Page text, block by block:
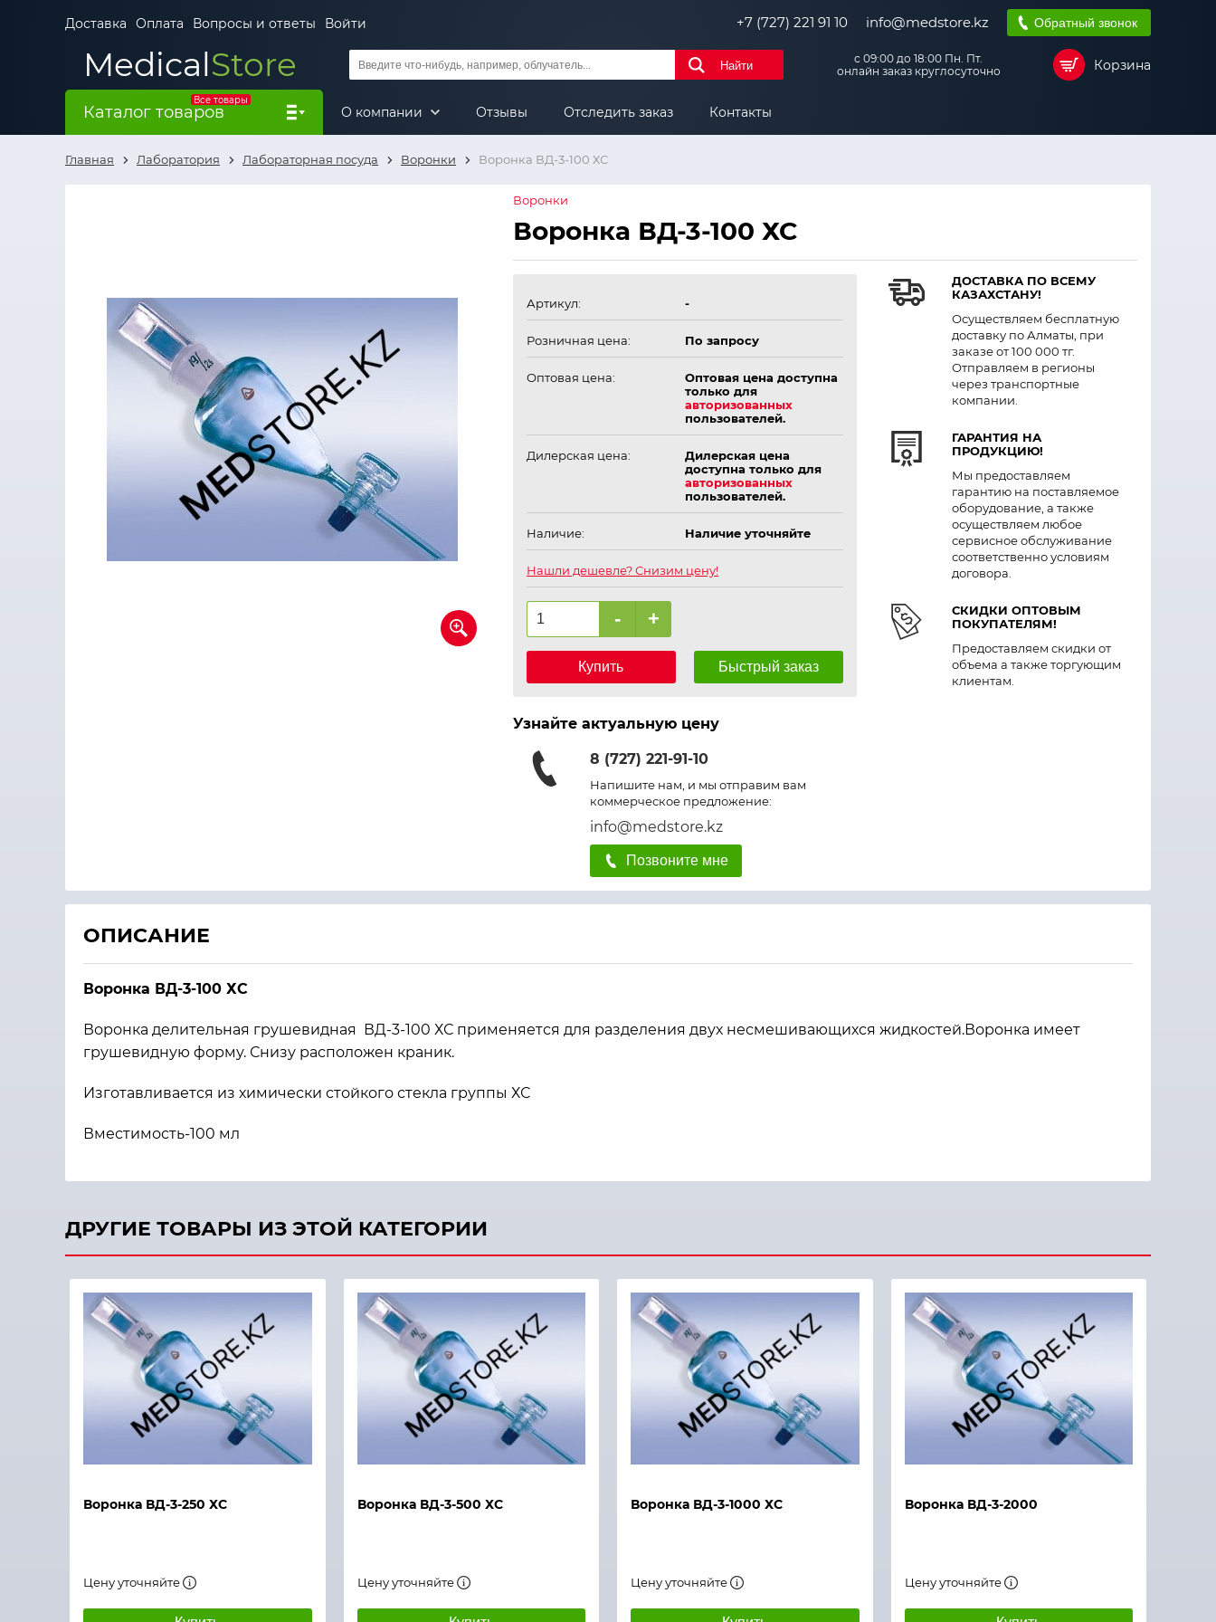
Доставка Оплата Вопросы и ответы Войти +7 (727) 221 91 10 info@medstore.kz Обратный звонок
MedicalStore Найти
с 09:00 до 18:00 Пн. Пт.
онлайн заказ круглосуточно
Корзина
Все товары
Каталог товаров О компании Отзывы Отследить заказ Контакты
Главная Лаборатория Лабораторная посуда Воронки Воронка ВД-3-100 ХС
Воронки
Воронка ВД-3-100 ХС
Артикул: -
Розничная цена: По запросу
Оптовая цена:
Оптовая цена доступна
только для
авторизованных
пользователей.
Дилерская цена:
Дилерская цена
доступна только для
авторизованных
пользователей.
Наличие: Наличие уточняйте
Нашли дешевле? Снизим цену!
- +
Купить Быстрый заказ
Узнайте актуальную цену
8 (727) 221-91-10
Напишите нам, и мы отправим вам
коммерческое предложение:
info@medstore.kz
Позвоните мне
ДОСТАВКА ПО ВСЕМУ
КАЗАХСТАНУ!
Осуществляем бесплатную
доставку по Алматы, при
заказе от 100 000 тг.
Отправляем в регионы
через транспортные
компании.
ГАРАНТИЯ НА
ПРОДУКЦИЮ!
Мы предоставляем
гарантию на поставляемое
оборудование, а также
осуществляем любое
сервисное обслуживание
соответственно условиям
договора.
СКИДКИ ОПТОВЫМ
ПОКУПАТЕЛЯМ!
Предоставляем скидки от
объема а также торгующим
клиентам.
ОПИСАНИЕ
Воронка ВД-3-100 ХС
Воронка делительная грушевидная ВД-3-100 ХС применяется для разделения двух несмешивающихся жидкостей.Воронка имеет
грушевидную форму. Снизу расположен краник.
Изготавливается из химически стойкого стекла группы ХС
Вместимость-100 мл
ДРУГИЕ ТОВАРЫ ИЗ ЭТОЙ КАТЕГОРИИ
Воронка ВД-3-250 ХС
Цену уточняйте
Быстрый просмотр
Воронка ВД-3-500 ХС
Цену уточняйте
Быстрый просмотр
Воронка ВД-3-1000 ХС
Цену уточняйте
Быстрый просмотр
Воронка ВД-3-2000
Цену уточняйте